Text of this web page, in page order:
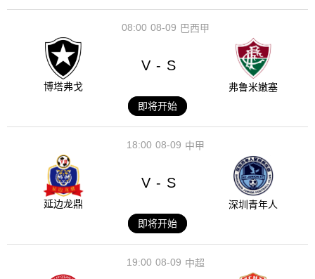
08-09
08:00 巴西甲
博塔弗戈
V - S
弗鲁米嫩塞
即将开始
08-09
18:00 中甲
延边龙鼎
V - S
深圳青年人
即将开始
08-09
19:00 中超